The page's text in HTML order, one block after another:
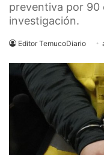
preventiva por 90
investigación.
Editor TemucoDiario